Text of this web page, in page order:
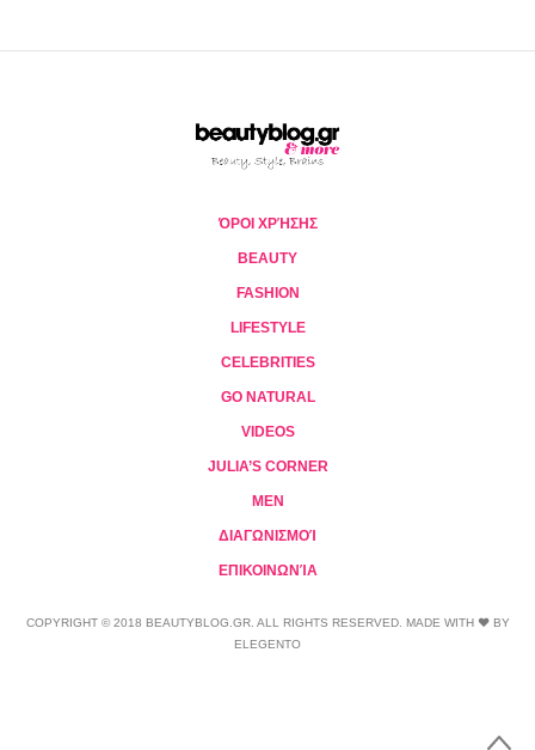
ΌΡΟΙ ΧΡΉΣΗΣ
BEAUTY
FASHION
LIFESTYLE
CELEBRITIES
GO NATURAL
VIDEOS
JULIA’S CORNER
MEN
ΔΙΑΓΩΝΙΣΜΟΊ
ΕΠΙΚΟΙΝΩΝΊΑ
COPYRIGHT © 2018 BEAUTYBLOG.GR. ALL RIGHTS RESERVED. MADE WITH ❤ BY
ELEGENTO